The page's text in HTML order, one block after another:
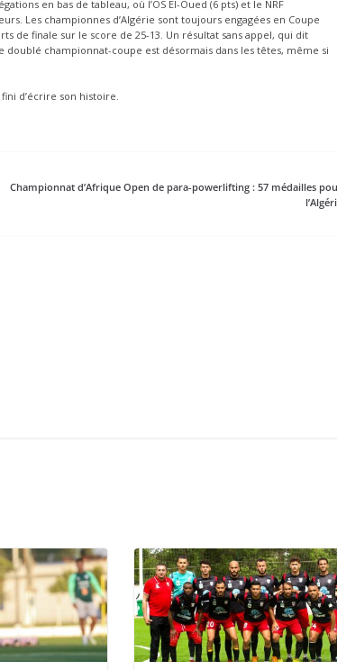
en bas de tableau, où l’OS El-Oued (6 pts) et le NRF
Les championnes d’Algérie sont toujours engagées en Coupe
de finale sur le score de 25-13. Un résultat sans appel, qui dit
championnat-coupe est désormais dans les têtes, même si
d’écrire son histoire.
Championnat d’Afrique Open de para-powerlifting : 57 médailles